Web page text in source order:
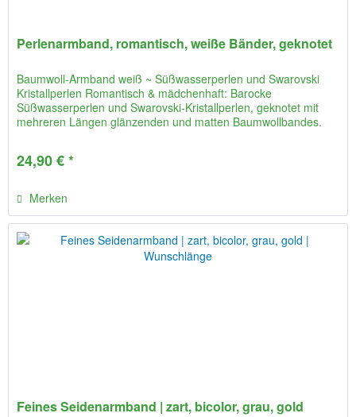
Perlenarmband, romantisch, weiße Bänder, geknotet
Baumwoll-Armband weiß ~ Süßwasserperlen und Swarovski
Kristallperlen Romantisch & mädchenhaft: Barocke
Süßwasserperlen und Swarovski-Kristallperlen, geknotet mit
mehreren Längen glänzenden und matten Baumwollbandes.
24,90 € *
Merken
Feines Seidenarmband | zart, bicolor, grau, gold